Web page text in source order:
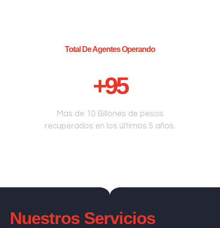
Total De Agentes Operando
+95
Más de 10 Billones de pesos
recuperados en los últimos 5 años.
Nuestros Servicios